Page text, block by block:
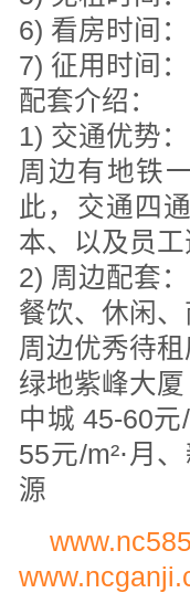
6) 看房时间
7) 征用时间
配套介绍：
1) 交通优势：
周边有地铁
此，交通四
本、以及员工
2) 周边配套
餐饮、休闲、
周边优秀待租
绿地紫峰大厦
中城 45-60元
55元/m²⋅月
源